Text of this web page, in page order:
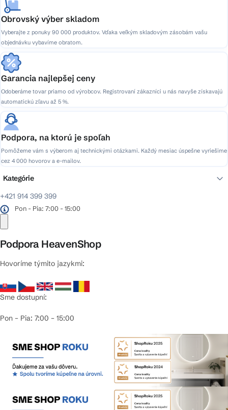
Obrovský výber skladom
Vyberajte z ponuky 90 000 produktov. Vďaka veľkým skladovým zásobám vašu
objednávku vybavíme obratom.
Garancia najlepšej ceny
Odoberáme tovar priamo od výrobcov. Registrovaní zákazníci u nás navyše získavajú
automatickú zľavu až 5 %.
Podpora, na ktorú je spoľah
Pomôžeme vám s výberom aj technickými otázkami. Každý mesiac úspešne vyriešime
cez 4 000 hovorov a e-mailov.
+421 914 399 399
Pon - Pia: 7:00 - 15:00
Podpora HeavenShop
Hovoríme týmito jazykmi:
Sme dostupní:
Pon – Pia: 7:00 – 15:00
Kategórie